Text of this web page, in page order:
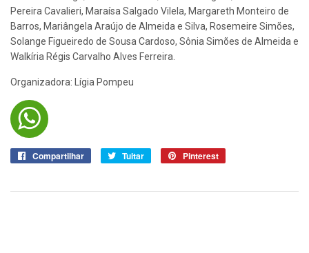
Pereira Cavalieri, Maraísa Salgado Vilela, Margareth Monteiro de
Barros, Mariângela Araújo de Almeida e Silva, Rosemeire Simões,
Solange Figueiredo de Sousa Cardoso, Sônia Simões de Almeida e
Walkíria Régis Carvalho Alves Ferreira.
Organizadora: Lígia Pompeu
Compartilhar
Compartilhar
Tuitar Tuitar Pinterest